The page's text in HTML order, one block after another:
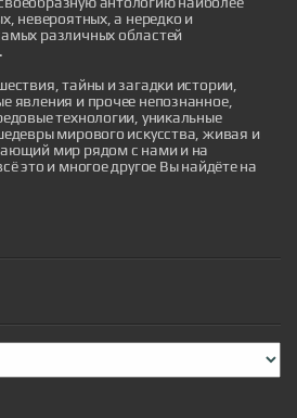
оленей: 10
Европы
оленей: 10 исполинов
ago
невероятных, а нередко и
различных областей
тайны и загадки истории,
явления и прочее непознанное,
технологии, уникальные
мирового искусства, живая и
мир рядом с нами и на
это и многое другое Вы найдёте на